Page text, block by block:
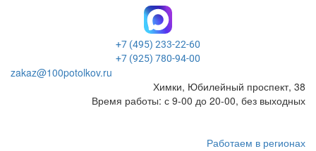
+7 (495) 233-22-60
+7 (925) 780-94-00
zakaz@100potolkov.ru
Химки, Юбилейный проспект, 38
Время работы: с 9-00 до 20-00, без выходных
Работаем в регионах